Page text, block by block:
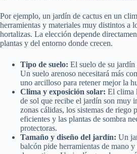
Por ejemplo, un jardín de cactus en un
herramientas y materiales muy distintos a
hortalizas. La elección depende
plantas y del entorno donde crecen.
Tipo de suelo: El suelo de su jardín
Un suelo arenoso necesitará más
uno arcilloso para retener mejor la
Clima y exposición solar: El clima
de sol que recibe el jardín son muy
zonas cálidas, los sistemas de riego
eficientes y las plantas de sombra
protectoras.
Tamaño y diseño del jardín: Un
balcón pide herramientas de mano y